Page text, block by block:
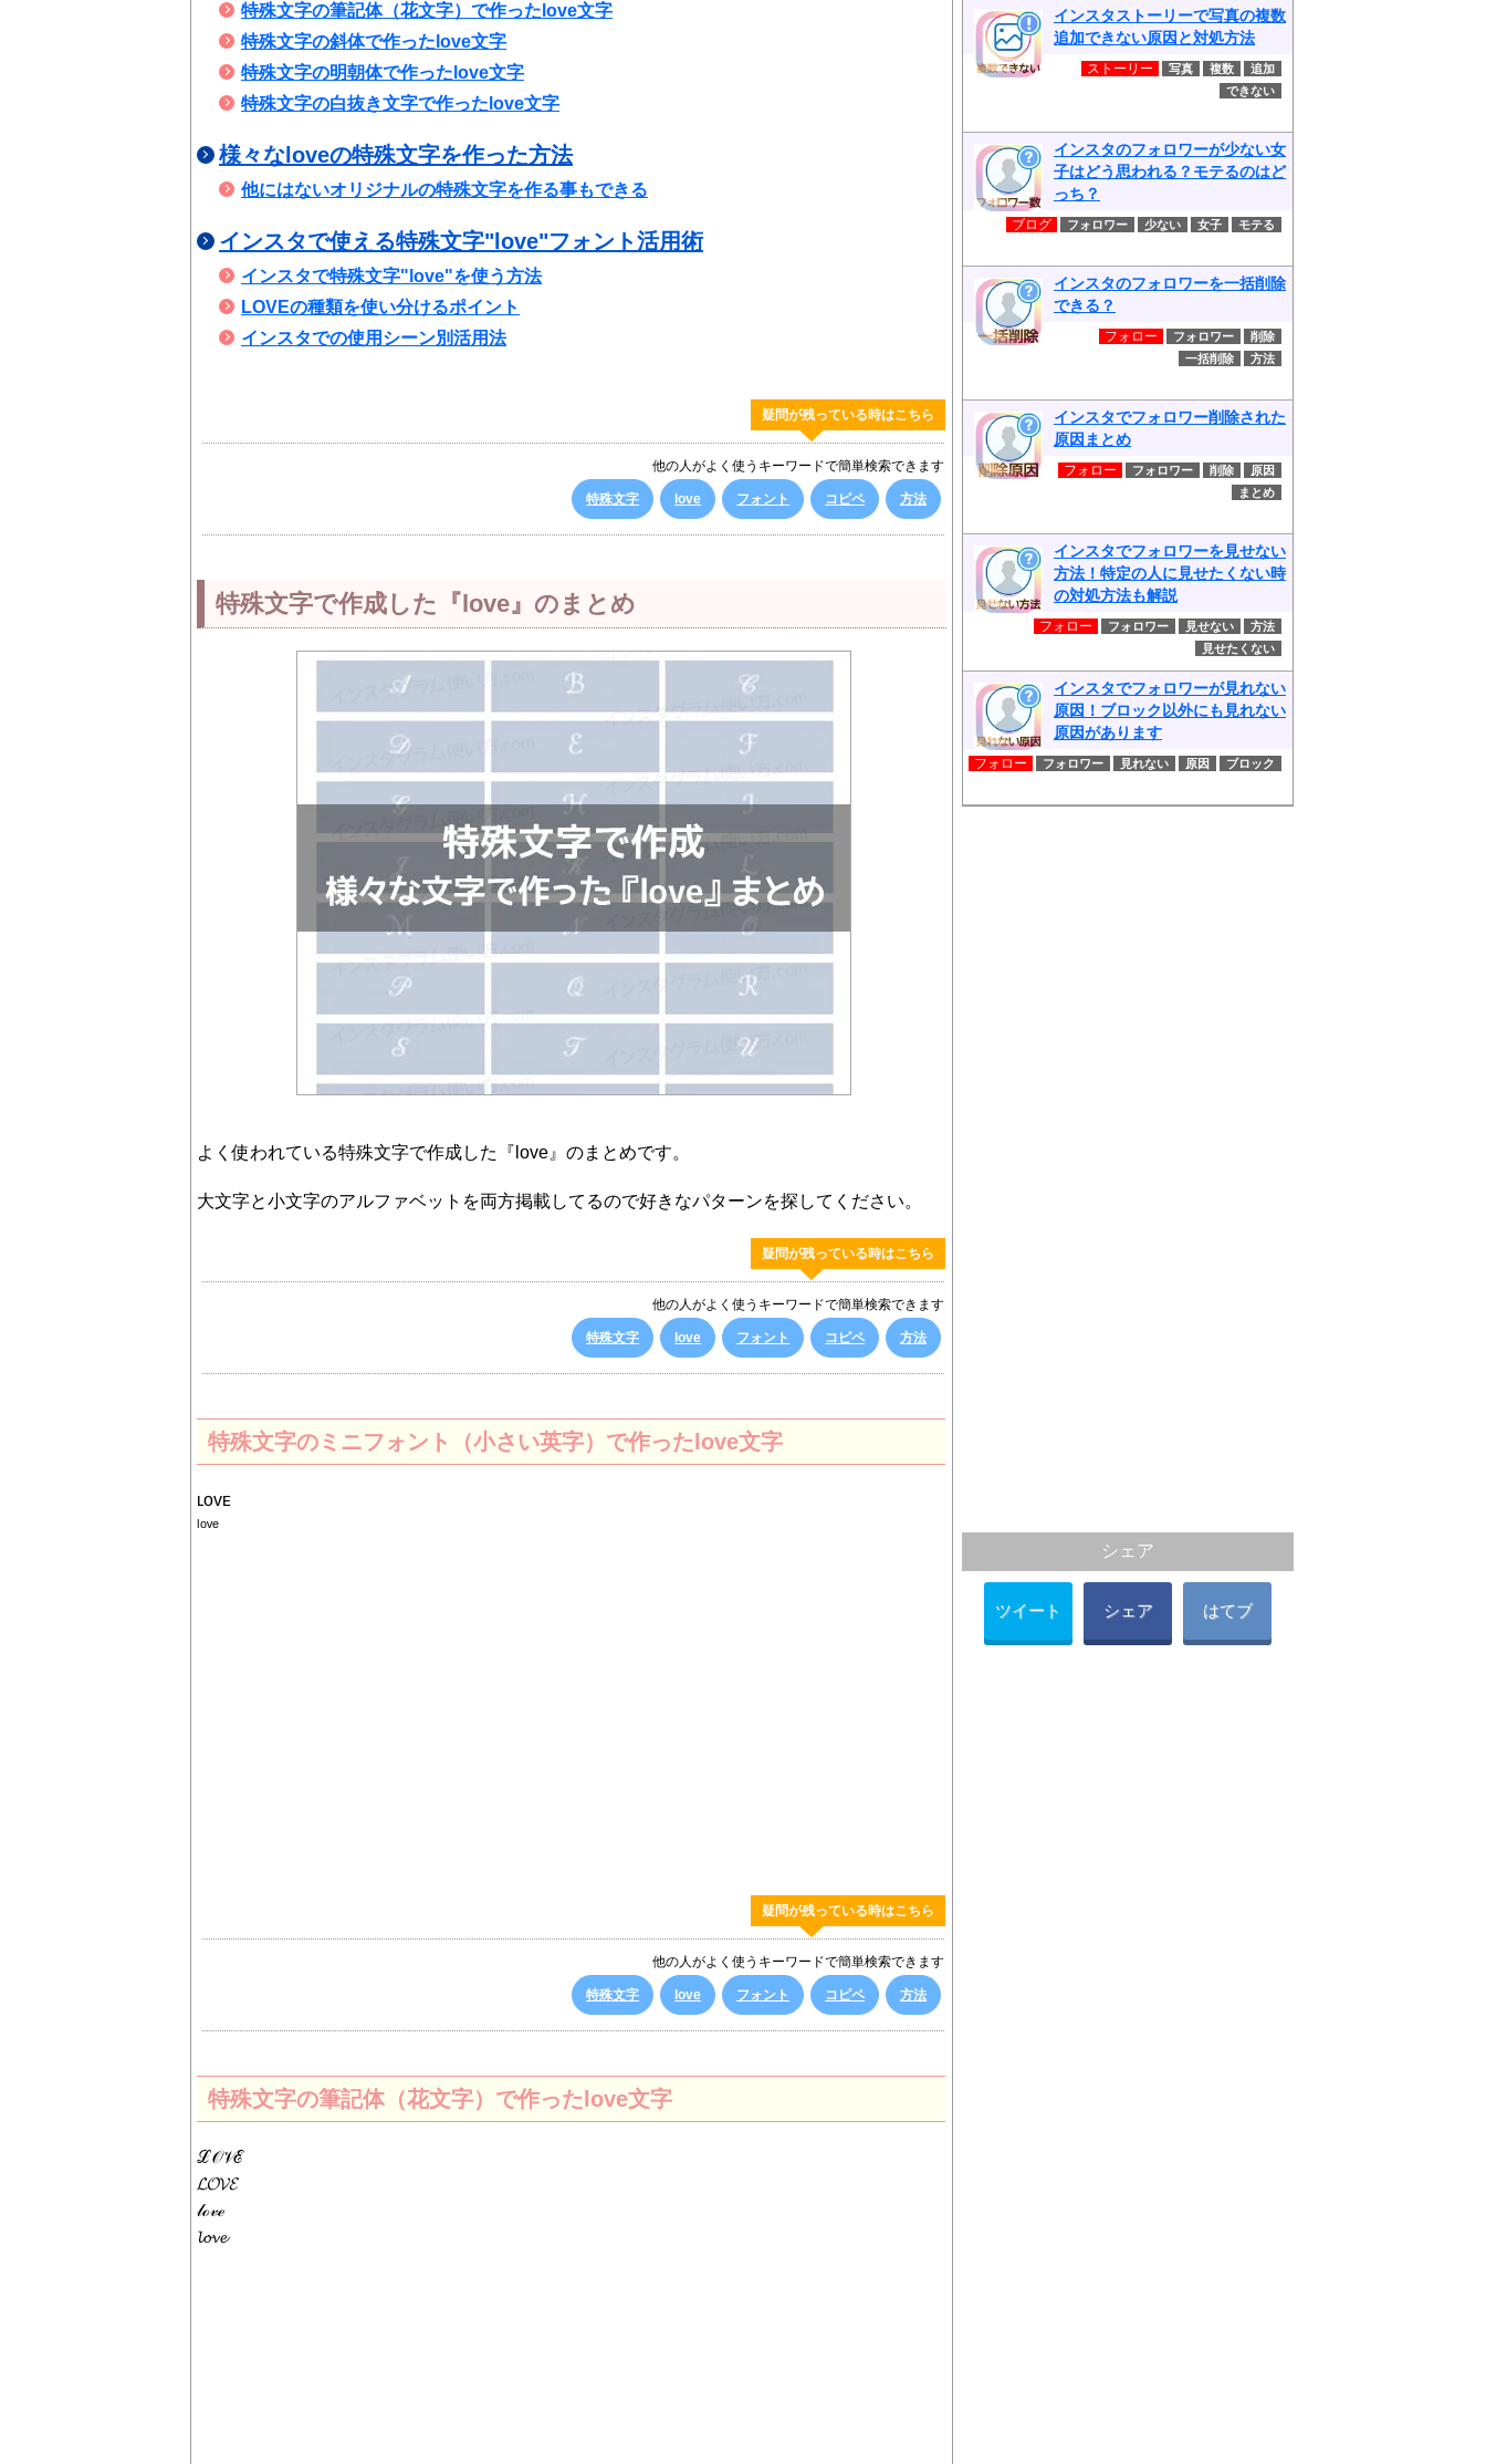
特殊文字の筆記体（花文字）で作ったlove文字
特殊文字の斜体で作ったlove文字
特殊文字の明朝体で作ったlove文字
特殊文字の白抜き文字で作ったlove文字
様々なloveの特殊文字を作った方法
他にはないオリジナルの特殊文字を作る事もできる
インスタで使える特殊文字"love"フォント活用術
インスタで特殊文字"love"を使う方法
LOVEの種類を使い分けるポイント
インスタでの使用シーン別活用法
疑問が残っている時はこちら
他の人がよく使うキーワードで簡単検索できます
特殊文字 love フォント コピペ 方法
特殊文字で作成した『love』のまとめ
よく使われている特殊文字で作成した『love』のまとめです。
大文字と小文字のアルファベットを両方掲載してるので好きなパターンを探してください。
疑問が残っている時はこちら
他の人がよく使うキーワードで簡単検索できます
特殊文字 love フォント コピペ 方法
特殊文字のミニフォント（小さい英字）で作ったlove文字
ʟᴏᴠᴇ
ˡᵒᵛᵉ
疑問が残っている時はこちら
他の人がよく使うキーワードで簡単検索できます
特殊文字 love フォント コピペ 方法
特殊文字の筆記体（花文字）で作ったlove文字
ℒ𝒪𝒱ℰ
𝓛𝓞𝓥𝓔
𝓁ℴ𝓋ℯ
𝓵𝓸𝓿𝓮
インスタストーリーで写真の複数
追加できない原因と対処方法
ストーリー 写真 複数
追加
できない
インスタのフォロワーが少ない女
子はどう思われる？モテるのはど
っち？
ブログ フォロワー 少ない 女子 モテる
インスタのフォロワーを一括削除
できる？
フォロー フォロワー
削除
一括削除
方法
インスタでフォロワー削除された
原因まとめ
フォロー フォロワー 削除
原因
まとめ
インスタでフォロワーを見せない
方法！特定の人に見せたくない時
の対処方法も解説
フォロー フォロワー 見せない
方法
見せたくない
インスタでフォロワーが見れない
原因！ブロック以外にも見れない
原因があります
フォロー フォロワー 見れない 原因 ブロック
シェア
ツイート シェア はてブ